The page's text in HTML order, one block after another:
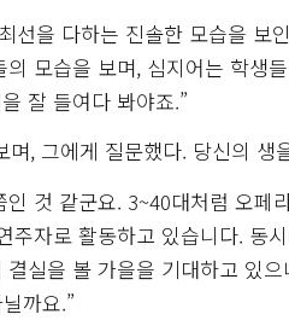
선을 다하는 진솔한 모습을
모습을 보며, 심지어는 학생
잘 들여다 봐야죠.”
며, 그에게 질문했다. 당신의
것 같군요. 3~40대처럼 오페
주자로 활동하고 있습니다. 동
실을 볼 가을을 기대하고 있
까요.”